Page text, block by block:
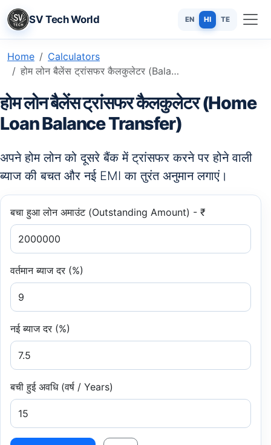
SV Tech World EN HI TE
Home
Calculators
होम लोन बैलेंस ट्रांसफर कैलकुलेटर (Balance Transfer): बचत की गणना करें
होम लोन बैलेंस ट्रांसफर कैलकुलेटर (Home
Loan Balance Transfer)
अपने होम लोन को दूसरे बैंक में ट्रांसफर करने पर होने वाली
ब्याज की बचत और नई EMI का तुरंत अनुमान लगाएं।
बचा हुआ लोन अमाउंट (Outstanding Amount) - ₹
वर्तमान ब्याज दर (%)
नई ब्याज दर (%)
बची हुई अवधि (वर्ष / Years)